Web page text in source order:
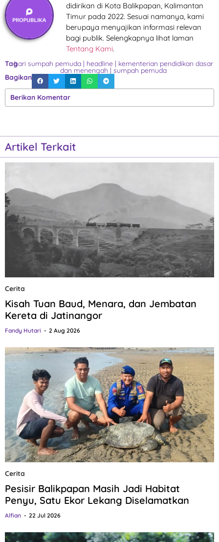
didirikan di Kota Balikpapan, Kalimantan
Timur pada 2022. Sesuai namanya, kami
berupaya menyajikan informasi relevan
bagi publik. Selengkapnya lihat laman
Tentang Kami.
Taghari sumpah pemuda| headline| kementerian pendidikan dasar
dan menengah |sumpah pemuda
Bagikan
Berikan Komentar
Artikel Terkait
Cerita
Kisah Tuan Baud, Menara, dan Jembatan
Kereta di Jatinangor
Fandy Hutari 2 Aug 2026
Cerita
Pesisir Balikpapan Masih Jadi Habitat
Penyu, Satu Ekor Lekang Diselamatkan
Alfian 22 Jul 2026